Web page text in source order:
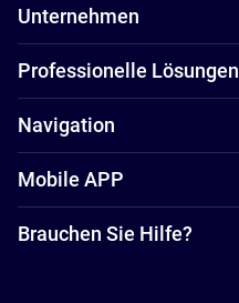
Unternehmen
Professionelle Lösungen
Navigation
Mobile APP
Brauchen Sie Hilfe?